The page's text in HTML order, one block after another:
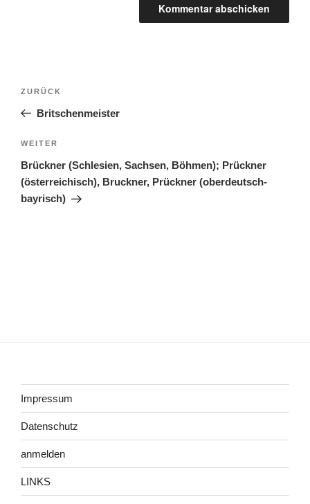
Beitragsnavigation
Vorheriger
Beitrag
ZURÜCK
Britschenmeister
Nächster
Beitrag
WEITER
Brückner (Schlesien, Sachsen, Böhmen); Prückner
(österreichisch), Bruckner, Prückner (oberdeutsch-
bayrisch)
Impressum
Datenschutz
anmelden
LINKS